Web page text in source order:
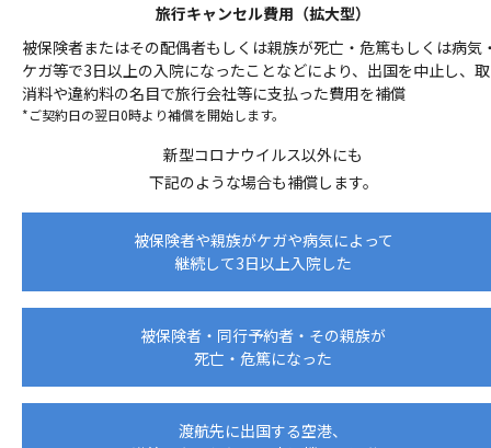
旅行キャンセル費用（拡大型）
被保険者またはその配偶者もしくは親族が死亡・危篤もしくは病気
ケガ等で3日以上の入院になったことなどにより、出国を中止し、取
消料や違約料の名目で旅行会社等に支払った費用を補償
*ご契約日の翌日0時より補償を開始します。
新型コロナウイルス以外にも
下記のような場合も補償します。
被保険者や親族がケガや病気によって
継続して3日以上入院した
被保険者・同行予約者・その親族が
死亡・危篤になった
渡航先に出国する空港、